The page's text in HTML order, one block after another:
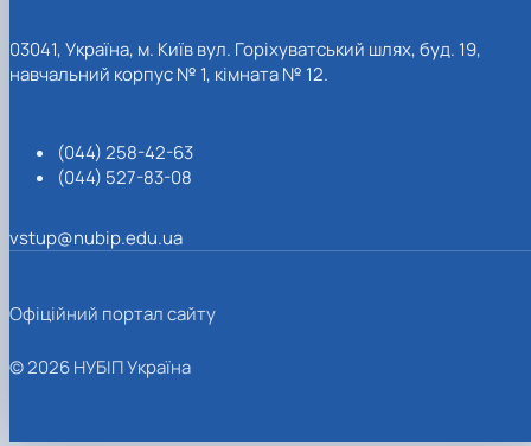
03041, Україна, м. Київ вул. Горіхуватський шлях, буд. 19,
навчальний корпус № 1, кімната № 12.
(044) 258-42-63
(044) 527-83-08
vstup@nubip.edu.ua
Офіційний портал сайту
© 2026 НУБІП Україна